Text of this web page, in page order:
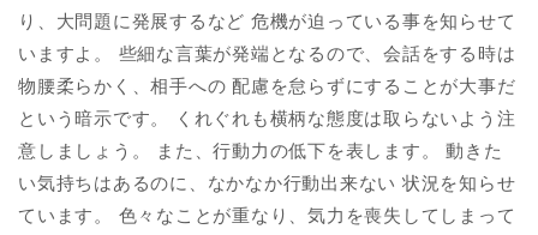
り、大問題に発展するなど 危機が迫っている事を知らせて
いますよ。 些細な言葉が発端となるので、会話をする時は
物腰柔らかく、相手への 配慮を怠らずにすることが大事だ
という暗示です。 くれぐれも横柄な態度は取らないよう注
意しましょう。 また、行動力の低下を表します。 動きた
い気持ちはあるのに、なかなか行動出来ない 状況を知らせ
ています。 色々なことが重なり、気力を喪失してしまって